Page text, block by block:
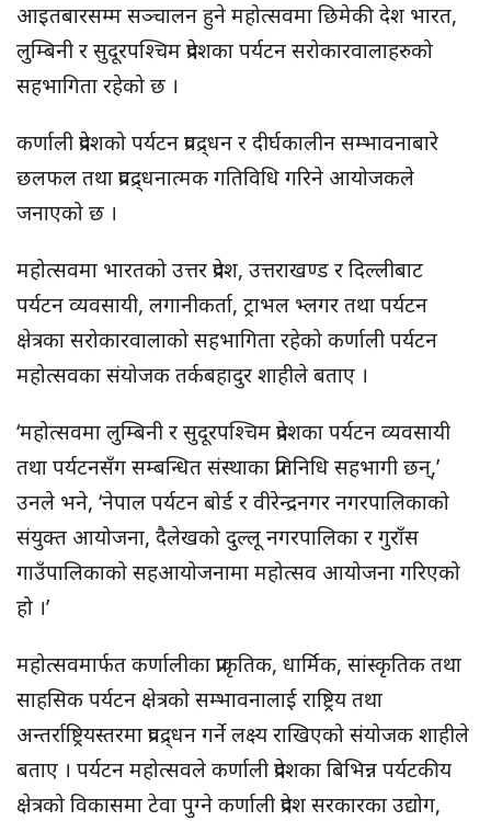
आइतबारसम्म सञ्चालन हुने महोत्सवमा छिमेकी देश भारत,
लुम्बिनी र सुदूरपश्चिम प्रदेशका पर्यटन सरोकारवालाहरुको
सहभागिता रहेको छ ।
कर्णाली प्रदेशको पर्यटन प्रवद्र्धन र दीर्घकालीन सम्भावनाबारे
छलफल तथा प्रवद्र्धनात्मक गतिविधि गरिने आयोजकले
जनाएको छ ।
महोत्सवमा भारतको उत्तर प्रदेश, उत्तराखण्ड र दिल्लीबाट
पर्यटन व्यवसायी, लगानीकर्ता, ट्राभल भ्लगर तथा पर्यटन
क्षेत्रका सरोकारवालाको सहभागिता रहेको कर्णाली पर्यटन
महोत्सवका संयोजक तर्कबहादुर शाहीले बताए ।
‘महोत्सवमा लुम्बिनी र सुदूरपश्चिम प्रदेशका पर्यटन व्यवसायी
तथा पर्यटनसँग सम्बन्धित संस्थाका प्रतिनिधि सहभागी छन्,’
उनले भने, ‘नेपाल पर्यटन बोर्ड र वीरेन्द्रनगर नगरपालिकाको
संयुक्त आयोजना, दैलेखको दुल्लू नगरपालिका र गुराँस
गाउँपालिकाको सहआयोजनामा महोत्सव आयोजना गरिएको
हो ।’
महोत्सवमार्फत कर्णालीका प्राकृतिक, धार्मिक, सांस्कृतिक तथा
साहसिक पर्यटन क्षेत्रको सम्भावनालाई राष्ट्रिय तथा
अन्तर्राष्ट्रियस्तरमा प्रवद्र्धन गर्ने लक्ष्य राखिएको संयोजक शाहीले
बताए । पर्यटन महोत्सवले कर्णाली प्रदेशका बिभिन्न पर्यटकीय
क्षेत्रको विकासमा टेवा पुग्ने कर्णाली प्रदेश सरकारका उद्योग,